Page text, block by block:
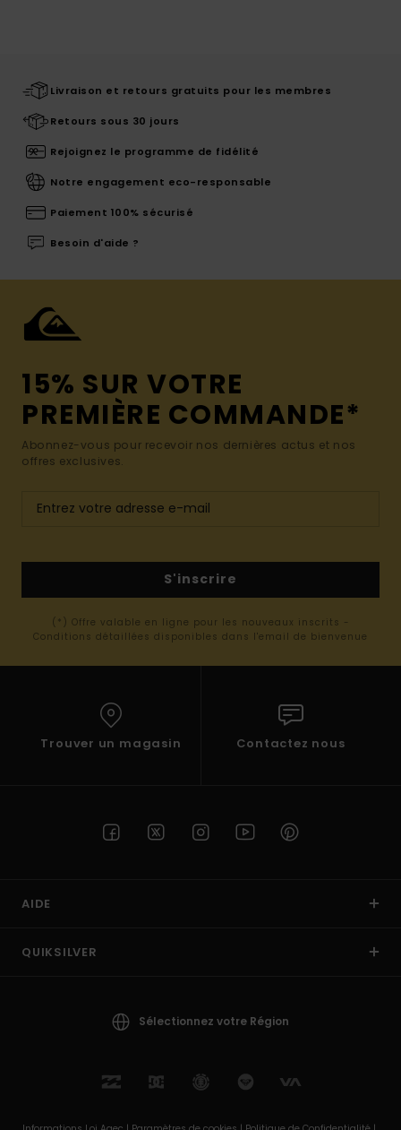
Livraison et retours gratuits pour les membres
Retours sous 30 jours
Rejoignez le programme de fidélité
Notre engagement eco-responsable
Paiement 100% sécurisé
Besoin d'aide ?
15% SUR VOTRE
PREMIÈRE COMMANDE*
Abonnez-vous pour recevoir nos dernières actus et nos
offres exclusives.
S'inscrire
(*) Offre valable en ligne pour les nouveaux inscrits -
Conditions détaillées disponibles dans l'email de bienvenue
Trouver un magasin Contactez nous
AIDE
QUIKSILVER
Sélectionnez votre Région